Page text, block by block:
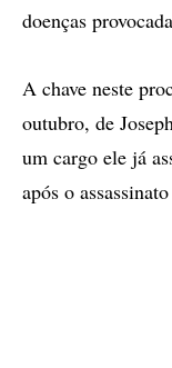
doenças
A chave neste
outubro, de
um cargo ele já
após o